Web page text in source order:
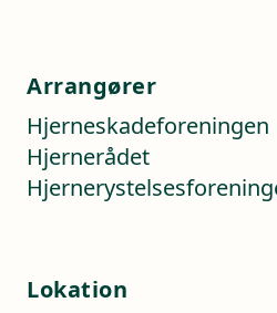
Arrangører
Hjerneskadeforeningen
Hjernerådet
Lokation